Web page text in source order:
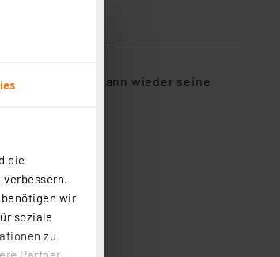
die
wir
soziale
zu
Partner
kann wieder seine